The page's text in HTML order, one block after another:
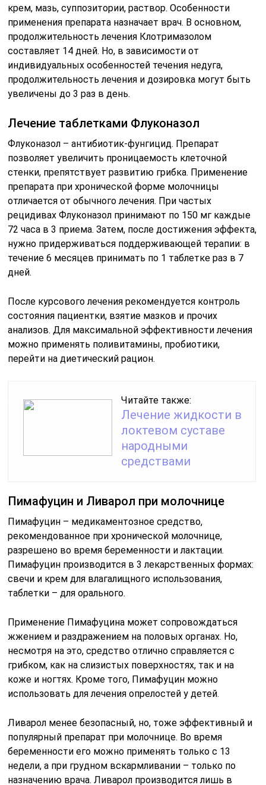
крем, мазь, суппозитории, раствор. Особенности
применения препарата назначает врач. В основном,
продолжительность лечения Клотримазолом
составляет 14 дней. Но, в зависимости от
индивидуальных особенностей течения недуга,
продолжительность лечения и дозировка могут быть
увеличены до 3 раз в день.
Лечение таблетками Флуконазол
Флуконазол – антибиотик-фунгицид. Препарат
позволяет увеличить проницаемость клеточной
стенки, препятствует развитию грибка. Применение
препарата при хронической форме молочницы
отличается от обычного лечения. При частых
рецидивах Флуконазол принимают по 150 мг каждые
72 часа в 3 приема. Затем, после достижения эффекта,
нужно придерживаться поддерживающей терапии: в
течение 6 месяцев принимать по 1 таблетке раз в 7
дней.
После курсового лечения рекомендуется контроль
состояния пациентки, взятие мазков и прочих
анализов. Для максимальной эффективности лечения
можно применять поливитамины, пробиотики,
перейти на диетический рацион.
Читайте также:
Лечение жидкости в
локтевом суставе
народными
средствами
Пимафуцин и Ливарол при молочнице
Пимафуцин – медикаментозное средство,
рекомендованное при хронической молочнице,
разрешено во время беременности и лактации.
Пимафуцин производится в 3 лекарственных формах:
свечи и крем для влагалищного использования,
таблетки – для орального.
Применение Пимафуцина может сопровождаться
жжением и раздражением на половых органах. Но,
несмотря на это, средство отлично справляется с
грибком, как на слизистых поверхностях, так и на
коже и ногтях. Кроме того, Пимафуцин можно
использовать для лечения опрелостей у детей.
Ливарол менее безопасный, но, тоже эффективный и
популярный препарат при молочнице. Во время
беременности его можно применять только с 13
недели, а при грудном вскармливании – только по
назначению врача. Ливарол производится лишь в